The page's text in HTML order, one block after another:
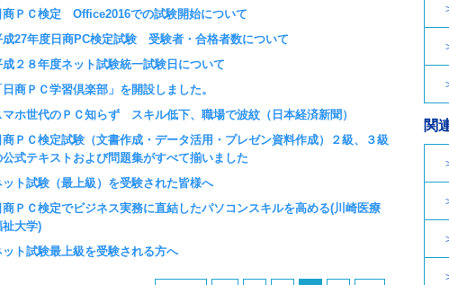
商ＰＣ検定 Office2016での試験開始について
成27年度日商PC検定試験 受験者・合格者数について
成２８年度ネット試験統一試験日について
日商ＰＣ学習倶楽部」を開設しました。
マホ世代のＰＣ知らず スキル低下、職場で波紋（日本経済新聞）
商ＰＣ検定試験（文書作成・データ活用・プレゼン資料作成）２級、３級
公式テキストおよび問題集がすべて揃いました
ット試験（最上級）を受験された皆様へ
商ＰＣ検定でビジネス実務に直結したパソコンスキルを高める(川崎医療
祉大学)
ット試験最上級を受験される方へ
関